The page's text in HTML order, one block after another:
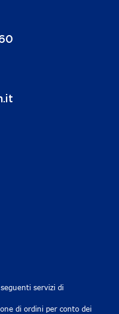
servizi di
di ordini per conto dei